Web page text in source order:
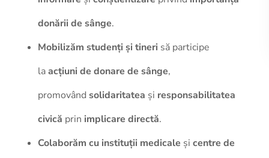
donării de sânge.
Mobilizăm studenți și tineri să participe
laacțiuni de donare de sânge,
promovândsolidaritatea și responsabilitatea
civică prin implicare directă.
Colaborăm cu instituții medicale șicentre de